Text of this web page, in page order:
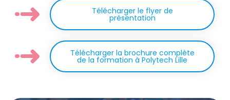
Télécharger le flyer de
présentation
Télécharger la brochure complète
de la formation à Polytech Lille